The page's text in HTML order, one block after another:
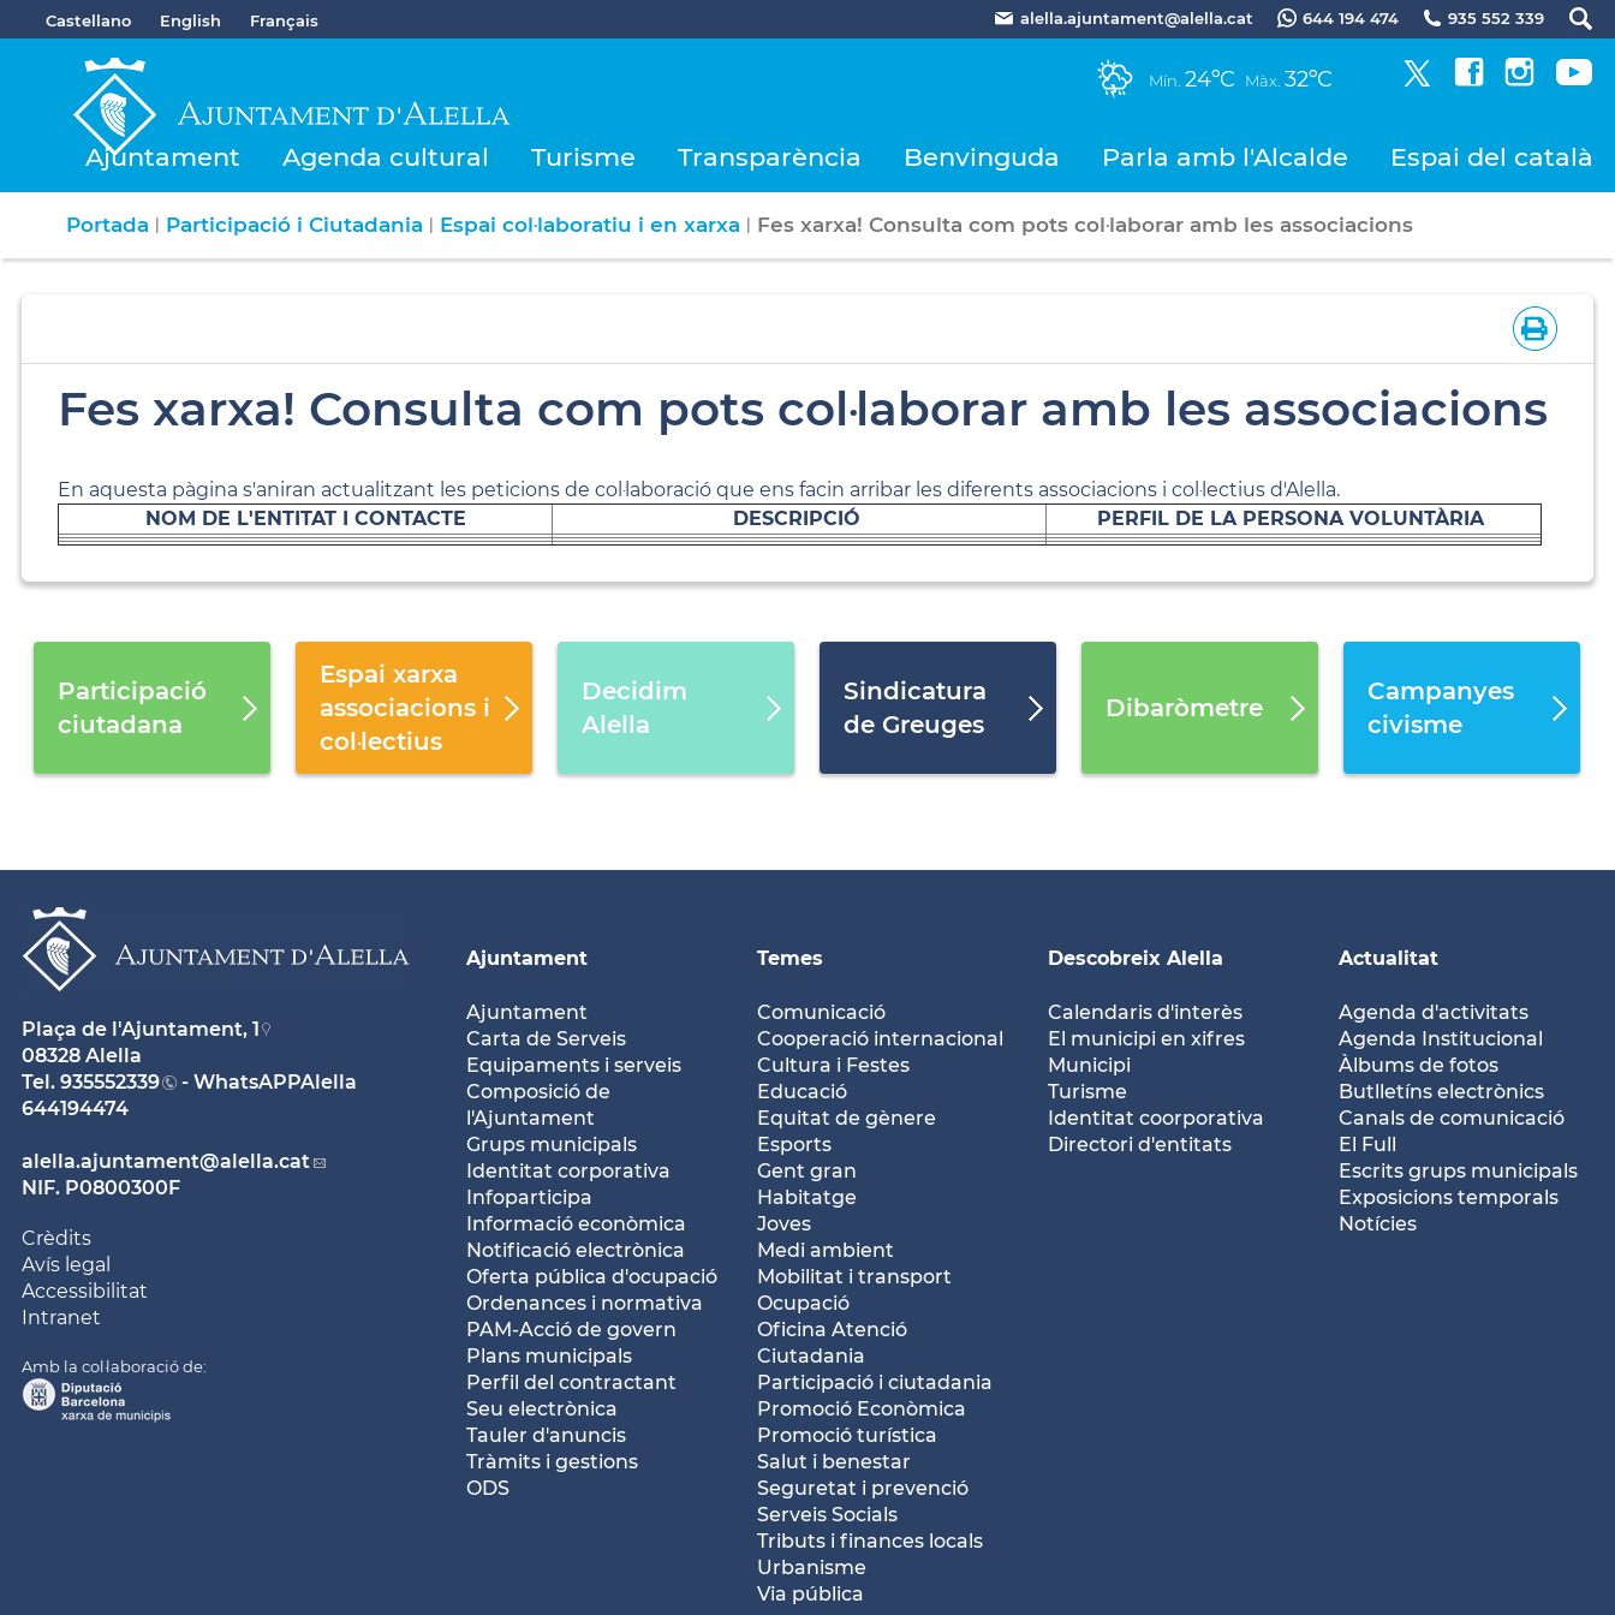
Castellano English Français alella.ajuntament@alella.cat 644 194 474 935 552 339
Mín. 24ºC Màx. 32ºC
Ajuntament Agenda cultural Turisme Transparència Benvinguda Parla amb l'Alcalde Espai del català
Portada | Participació i Ciutadania | Espai col·laboratiu i en xarxa | Fes xarxa! Consulta com pots col·laborar amb les associacions
Fes xarxa! Consulta com pots col·laborar amb les associacions
En aquesta pàgina s'aniran actualitzant les peticions de col·laboració que ens facin arribar les diferents associacions i col·lectius d'Alella.
NOM DE L'ENTITAT I CONTACTE
DESCRIPCIÓ PERFIL DE LA PERSONA VOLUNTÀRIA
Participació
ciutadana
Espai xarxa
associacions i
col·lectius
Decidim
Alella
Sindicatura
de Greuges
Dibaròmetre
Campanyes
civisme
Ajuntament
Ajuntament
Carta de Serveis
Equipaments i serveis
Composició de
l'Ajuntament
Grups municipals
Identitat corporativa
Infoparticipa
Informació econòmica
Notificació electrònica
Oferta pública d'ocupació
Ordenances i normativa
PAM-Acció de govern
Plans municipals
Perfil del contractant
Seu electrònica
Tauler d'anuncis
Tràmits i gestions
ODS
Temes
Comunicació
Cooperació internacional
Cultura i Festes
Educació
Equitat de gènere
Esports
Gent gran
Habitatge
Joves
Medi ambient
Mobilitat i transport
Ocupació
Oficina Atenció
Ciutadania
Participació i ciutadania
Promoció Econòmica
Promoció turística
Salut i benestar
Seguretat i prevenció
Serveis Socials
Tributs i finances locals
Urbanisme
Via pública
Descobreix Alella
Calendaris d'interès
El municipi en xifres
Municipi
Turisme
Identitat coorporativa
Directori d'entitats
Actualitat
Agenda d'activitats
Agenda Institucional
Àlbums de fotos
Butlletíns electrònics
Canals de comunicació
El Full
Escrits grups municipals
Exposicions temporals
Notícies
Plaça de l'Ajuntament, 1
08328 Alella
Tel. 935552339
- WhatsAPPAlella
644194474
alella.ajuntament@alella.cat
NIF. P0800300F
Crèdits
Avís legal
Accessibilitat
Intranet
Amb la col·laboració de: